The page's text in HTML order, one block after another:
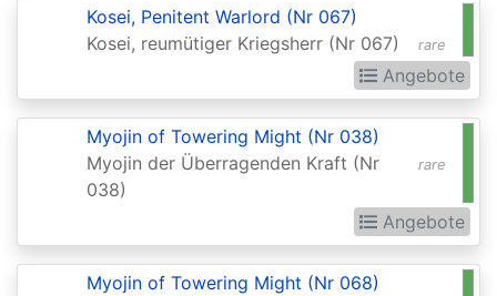
2020
Commander
(Strixhaven)
Commander
rare
Kosei, Penitent Warlord (Nr 067)
Kosei, reumütiger Kriegsherr (Nr 067)
Angebote
rare
Myojin of Towering Might (Nr 038)
Myojin der Überragenden Kraft (Nr
038)
Angebote
Myojin of Towering Might (Nr 068)